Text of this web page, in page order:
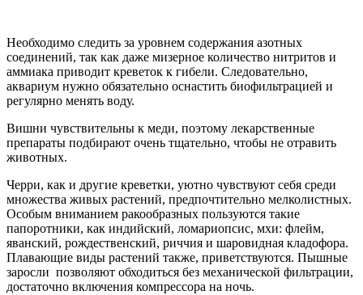
Необходимо следить за уровнем содержания азотных
соединений, так как даже мизерное количество нитритов и
аммиака приводит креветок к гибели. Следовательно,
аквариум нужно обязательно оснастить биофильтрацией и
регулярно менять воду.
Вишни чувствительны к меди, поэтому лекарственные
препараты подбирают очень тщательно, чтобы не отравить
животных.
Черри, как и другие креветки, уютно чувствуют себя среди
множества живых растений, предпочтительно мелколистных.
Особым вниманием ракообразных пользуются такие
папоротники, как индийский, ломариопсис, мхи: флейм,
яванский, рождественский, риччия и шаровидная кладофора.
Плавающие виды растений также, приветствуются. Пышные
заросли позволяют обходиться без механической фильтрации,
достаточно включения компрессора на ночь.